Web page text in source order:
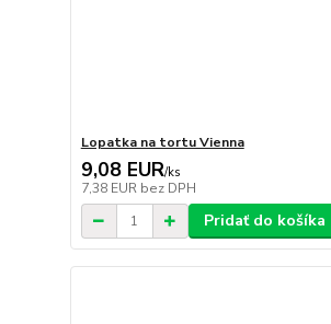
Lopatka na tortu Vienna
9,08 EUR/ks
7,38 EUR bez DPH
Pridať do košíka